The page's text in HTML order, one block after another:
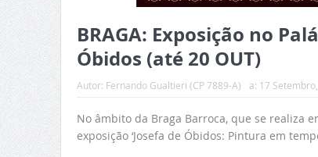
BRAGA: Exposição no
Óbidos (até 20 OUT)
Autor: Fernando Gualtieri (CP 7889-A) a: 17
No âmbito da Braga Barroca, que se realiza
exposição ‘Josefa de Óbidos: Pintura em